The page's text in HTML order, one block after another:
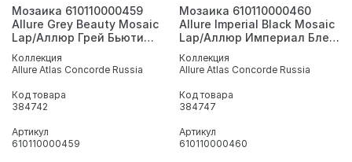
Мозаика 610110000459
Allure Grey Beauty Mosaic
Lap/Аллюр Грей Бьюти
Шлиф 30x30
Коллекция
Allure Atlas Concorde Russia
Код товара
384742
Артикул
610110000459
Мозаика 610110000460
Allure Imperial Black Mosaic
Lap/Аллюр Империал Блек
Шлиф 30x30
Коллекция
Allure Atlas Concorde Russia
Код товара
384747
Артикул
610110000460